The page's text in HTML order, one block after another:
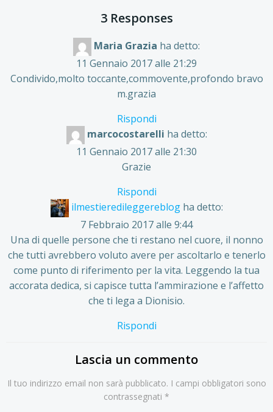
3 Responses
Maria Grazia ha detto:
11 Gennaio 2017 alle 21:29
Condivido,molto toccante,commovente,profondo bravo
m.grazia
Rispondi
marcocostarelli ha detto:
11 Gennaio 2017 alle 21:30
Grazie
Rispondi
ilmestieredileggereblog ha detto:
7 Febbraio 2017 alle 9:44
Una di quelle persone che ti restano nel cuore, il nonno
che tutti avrebbero voluto avere per ascoltarlo e tenerlo
come punto di riferimento per la vita. Leggendo la tua
accorata dedica, si capisce tutta l’ammirazione e l’affetto
che ti lega a Dionisio.
Rispondi
Lascia un commento
Il tuo indirizzo email non sarà pubblicato. I campi obbligatori sono
contrassegnati *